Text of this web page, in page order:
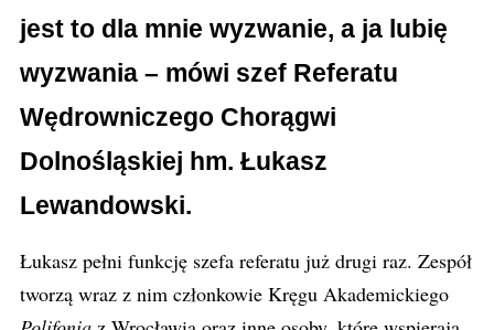
jest to dla mnie wyzwanie, a ja lubię
wyzwania – mówi szef Referatu
Wędrowniczego Chorągwi
Dolnośląskiej hm. Łukasz
Lewandowski.
Łukasz pełni funkcję szefa referatu już drugi raz. Zespół
tworzą wraz z nim członkowie Kręgu Akademickiego